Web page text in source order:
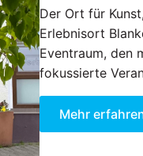
Der Ort für
Erlebnisort
Eventraum, den
fokussierte
Mehr